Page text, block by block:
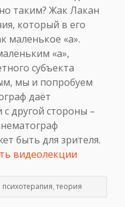
таким? Жак Лакан
который в его
маленькое «а».
«а»,
субъекта
мы и попробуем
даёт
другой стороны –
быть для зрителя.
видеолекции
психотерапия,теория